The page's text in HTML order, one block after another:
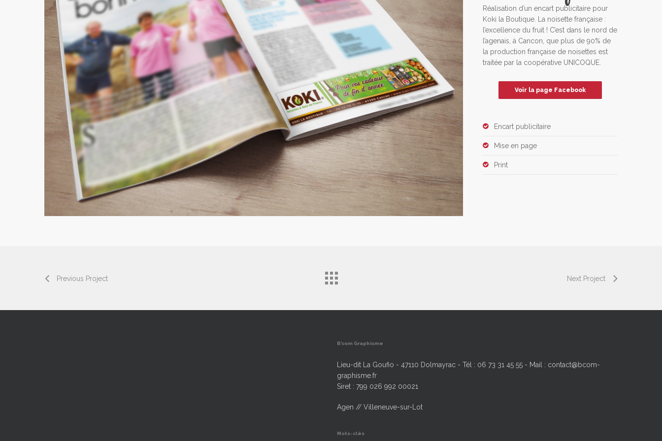
Réalisation d’un encart publicitaire pour
Koki la Boutique. La noisette française :
l’excellence du fruit ! C’est dans le nord de
l’agenais, à Cancon, que plus de 90% de
la production française de noisettes est
traitée par la coopérative UNICOQUE.
Voir la page Facebook
Encart publicitaire
Mise en page
Print
Previous Project Next Project
B’com Graphisme
Lieu-dit La Goufio - 47110 Dolmayrac - Tél : 06 73 31 45 55 - Mail : contact@bcom-
graphisme.fr
Siret : 799 026 992 00021
Agen // Villeneuve-sur-Lot
Mots-clés